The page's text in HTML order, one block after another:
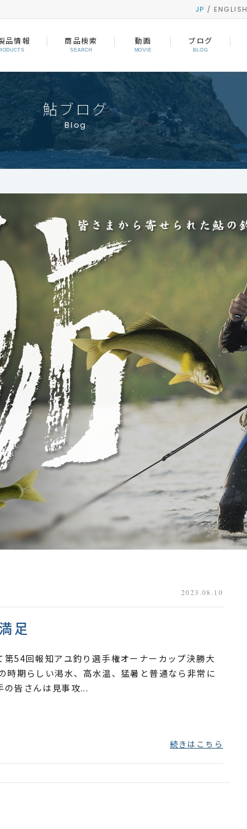
JP / ENGLISH
品情報 商品検索
SEARCH
動画
MOVIE
ブログ
BLOG
鮎ブログ
Blog
2023.08.10
足
第54回報知アユ釣り選手権オーナーカップ決勝大
時期らしい渇水、高水温、猛暑と普通なら非常に
の皆さんは見事攻...
続きはこちら